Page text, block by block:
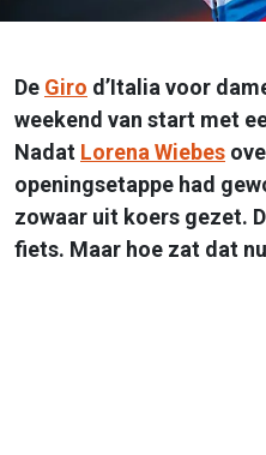
De Giro d’Italia voor
weekend van start met
Nadat Lorena Wiebes
openingsetappe had
zowaar uit koers gezet.
fiets. Maar hoe zat dat